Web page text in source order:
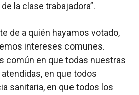
la clase trabajadora”.
de a quién hayamos votado,
intereses comunes.
común en que todas nuestras
en que todos
sanitaria, en que todos los